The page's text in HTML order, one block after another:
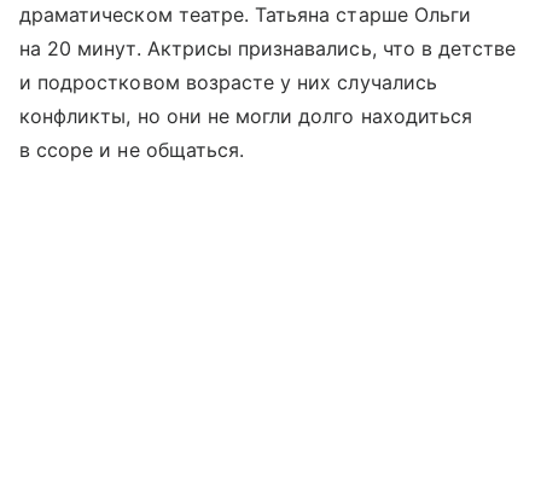
драматическом театре. Татьяна старше Ольги
на 20 минут. Актрисы признавались, что в детстве
и подростковом возрасте у них случались
конфликты, но они не могли долго находиться
в ссоре и не общаться.